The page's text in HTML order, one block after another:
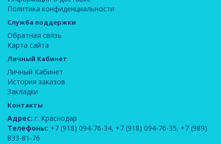
Политика конфиденциальности
Служба поддержки
Обратная связь
Карта сайта
Личный Кабинет
Личный Кабинет
История заказов
Закладки
Контакты
Адрес: г. Краснодар
Телефоны: +7 (918) 094-76-34, +7 (918) 094-76-35, +7 (989)
833-81-76